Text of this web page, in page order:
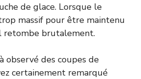
de glace. Lorsque le
massif pour être maintenu
retombe brutalement.
observé des coupes de
certainement remarqué